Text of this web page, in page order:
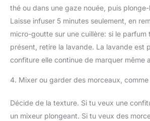
thé ou dans une gaze nouée, puis
Laisse infuser 5 minutes seulement, en
micro-goutte sur une cuillère: si le parfum
présent, retire la lavande. La lavande est
confiture elle continue de marquer même
4. Mixer ou garder des morceaux,
Décide de la texture. Si tu veux une
un mixeur plongeant. Si tu veux des